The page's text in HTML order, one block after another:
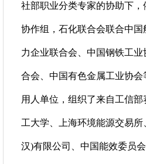
社部职业分类专家的协助下
协作组，石化联合会联合中
力企业联合会、中国钢铁工
合会、中国有色金属工业协
用人单位，组织了来自工信
工大学、上海环境能源交易
汉)有限公司、中国能效委员